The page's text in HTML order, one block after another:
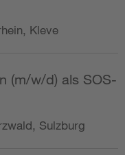
Kleve
(m/w/d) als SOS-
Sulzburg